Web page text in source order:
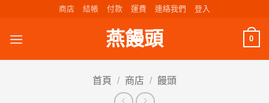
content
商店 結帳 付款 運費 連絡我們 登入
燕饅頭 0
首頁 / 商店 / 饅頭